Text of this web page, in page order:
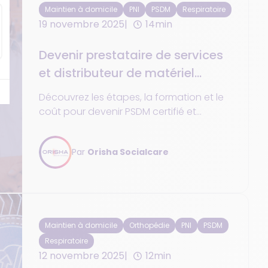
Maintien à domicile PNI PSDM Respiratoire
19 novembre 2025 14min
Devenir prestataire de services
et distributeur de matériel
(PSDM) ?
Découvrez les étapes, la formation et le
coût pour devenir PSDM certifié et
Par Orisha Socialcare
Maintien à domicile Orthopédie PNI
PSDM
Respiratoire
12 novembre 2025 12min